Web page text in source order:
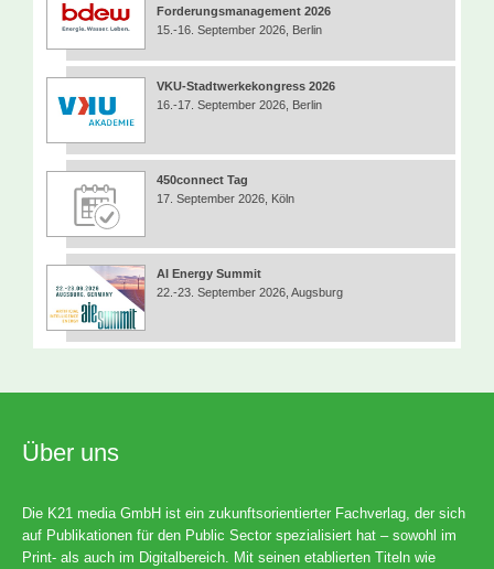
Forderungsmanagement 2026
15.-16. September 2026, Berlin
VKU-Stadtwerkekongress 2026
16.-17. September 2026, Berlin
450connect Tag
17. September 2026, Köln
AI Energy Summit
22.-23. September 2026, Augsburg
Über uns
Die K21 media GmbH ist ein zukunftsorientierter Fachverlag, der sich
auf Publikationen für den Public Sector spezialisiert hat – sowohl im
Print- als auch im Digitalbereich. Mit seinen etablierten Titeln wie